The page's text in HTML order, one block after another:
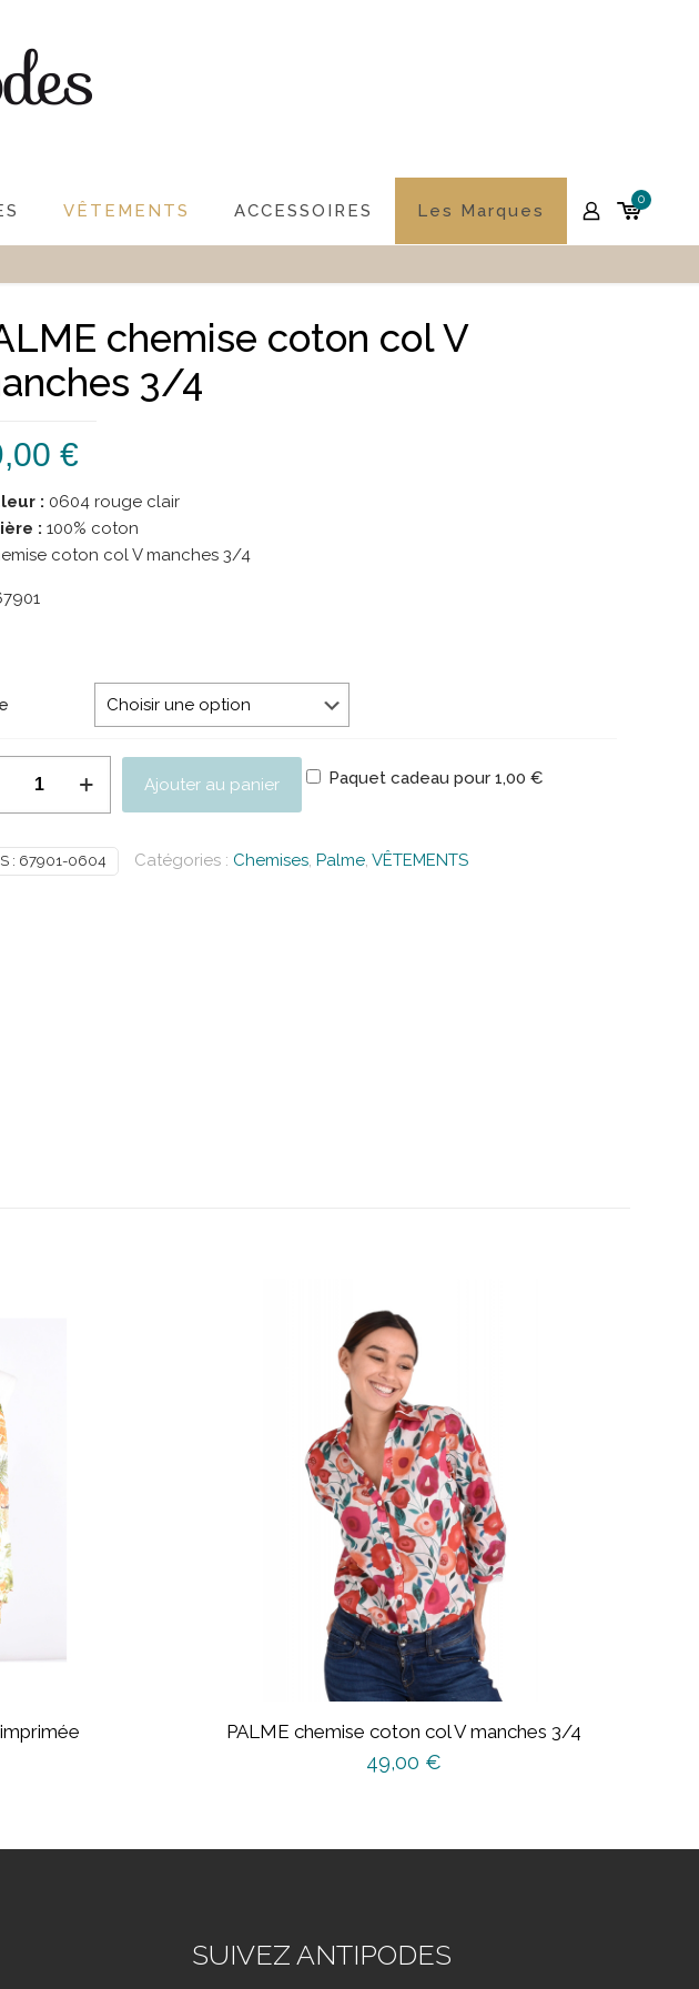
VÊTEMENTS ACCESSOIRES Les Marques
0
chemise coton col V
3/4
€
: 0604 rouge clair
: 100% coton
coton col V manches 3/4
Ajouter au panier Paquet cadeau pour 1,00 €
: 67901-0604 Catégories : Chemises, Palme, VÊTEMENTS
PALME chemise coton col V manches 3/4
49,00 €
options
SUIVEZ ANTIPODES